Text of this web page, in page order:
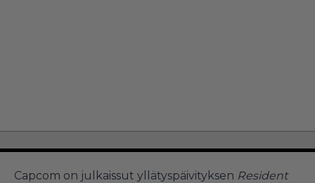
Capcom on julkaissut yllätyspäivityksen Resident